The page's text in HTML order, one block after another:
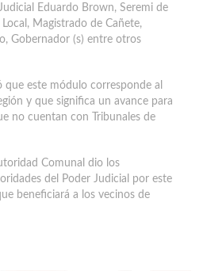
Eduardo Brown, Seremi de
Magistrado de Cañete,
Gobernador (s) entre otros
que este módulo corresponde al
y que significa un avance para
no cuentan con Tribunales de
Comunal dio los
del Poder Judicial por este
beneficiará a los vecinos de